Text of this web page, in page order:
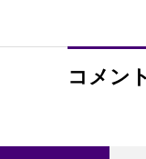
コメント